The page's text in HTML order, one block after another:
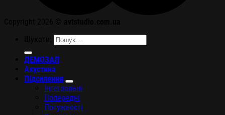
ДЕМОЗАЛ
Акустика
Підсилення
Інтегральні
Попередні
Потужності